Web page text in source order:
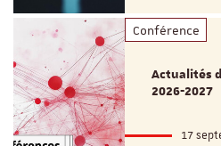
Conférence
Actualités
2026-2027
17